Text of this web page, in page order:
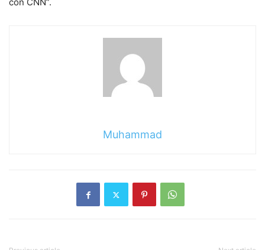
Muhammad